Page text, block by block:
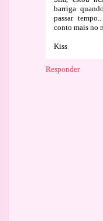
barriga
passar
conto mais no
Kiss
Responder